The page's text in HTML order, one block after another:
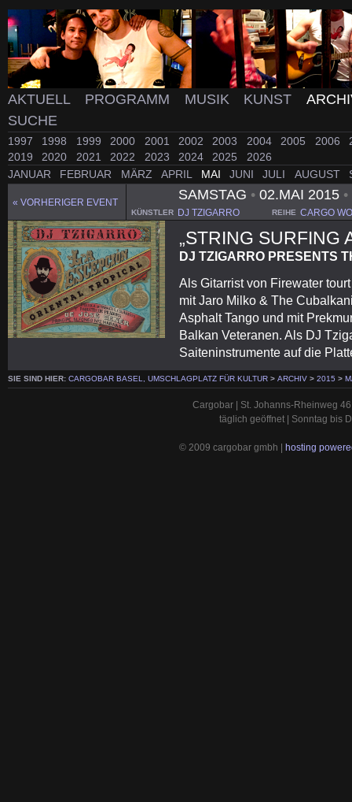
AKTUELL PROGRAMM MUSIK KUNST
SUCHE
1997 1998 1999 2000 2001 2002 2003 2004 2005 2006
2019
2020 2021 2022 2023 2024 2025
2026
JANUAR
FEBRUAR MÄRZ APRIL MAI JUNI JULI AUGUST
« VORHERIGER EVENT
SAMSTAG •02.MAI 2015 •
KÜNSTLER DJ TZIGARRO REIHE CARGO
„STRING SURFING
DJ TZIGARRO PRESENTS
Als Gitarrist von Firewater
mit Jaro Milko & The
Asphalt Tango und mit
Balkan Veteranen. Als DJ
Saiteninstrumente auf die
SIE SIND HIER: CARGOBAR BASEL, UMSCHLAGPLATZ FÜR KULTUR > ARCHIV > 2015 >
Cargobar | St. Johanns-Rheinweg
täglich geöffnet | Sonntag bis
© 2009 cargobar gmbh | hosting